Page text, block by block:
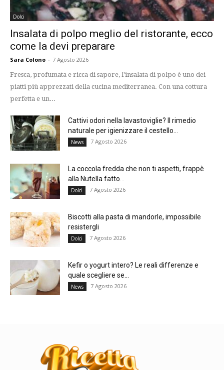
Dolci
Insalata di polpo meglio del ristorante, ecco
come la devi preparare
Sara Colono - 7 Agosto 2026
Fresca, profumata e ricca di sapore, l'insalata di polpo è uno dei
piatti più apprezzati della cucina mediterranea. Con una cottura
perfetta e un...
Cattivi odori nella lavastoviglie? Il rimedio
naturale per igienizzare il cestello...
News 7 Agosto 2026
La coccola fredda che non ti aspetti, frappè
alla Nutella fatto...
Dolci 7 Agosto 2026
Biscotti alla pasta di mandorle, impossibile
resistergli
Dolci 7 Agosto 2026
Kefir o yogurt intero? Le reali differenze e
quale scegliere se...
News 7 Agosto 2026